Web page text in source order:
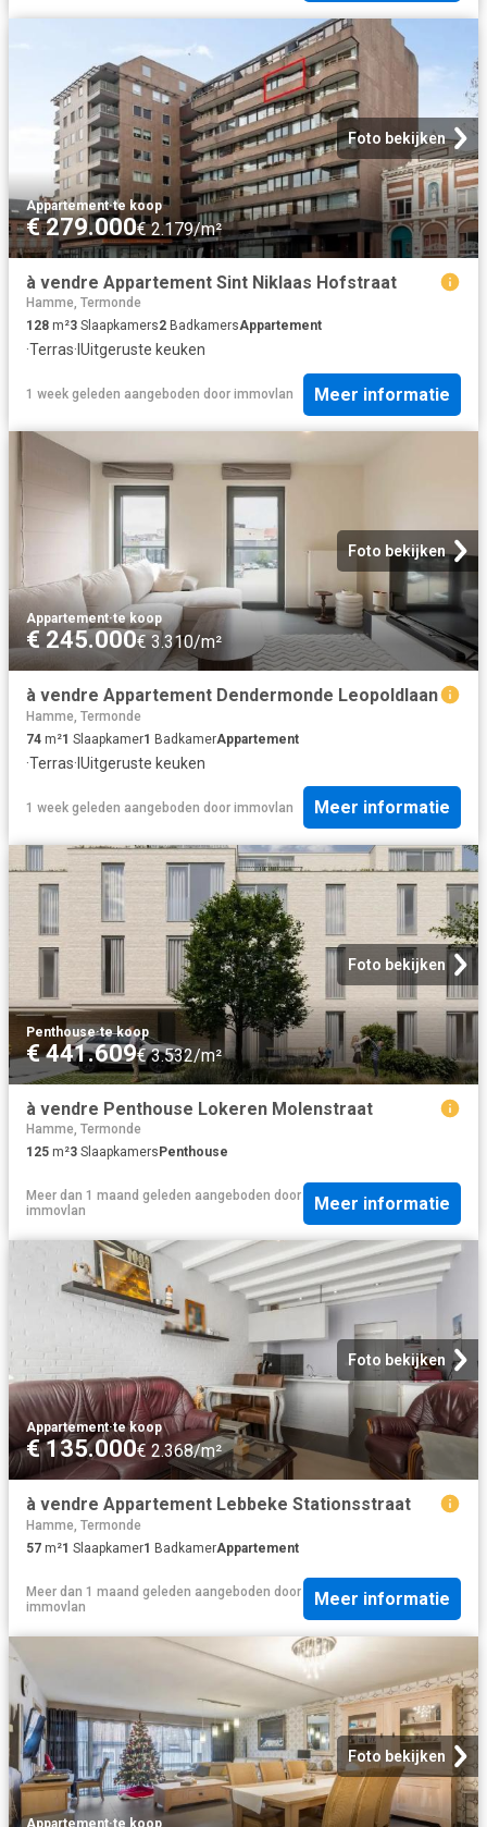
Foto bekijken
Appartement·te koop
€ 279.000€ 2.179/m²
à vendre Appartement Sint Niklaas Hofstraat
Hamme, Termonde
128 m²3 Slaapkamers2 BadkamersAppartement
·Terras· IUitgeruste keuken
1 week geleden aangeboden door immovlan Meer informatie
Foto bekijken
Appartement·te koop
€ 245.000€ 3.310/m²
à vendre Appartement Dendermonde Leopoldlaan
Hamme, Termonde
74 m²1 Slaapkamer1 BadkamerAppartement
·Terras· IUitgeruste keuken
1 week geleden aangeboden door immovlan Meer informatie
Foto bekijken
Penthouse·te koop
€ 441.609€ 3.532/m²
à vendre Penthouse Lokeren Molenstraat
Hamme, Termonde
125 m²3 Slaapkamers Penthouse
Meer dan 1 maand geleden aangeboden door
immovlan
Meer informatie
Foto bekijken
Appartement·te koop
€ 135.000€ 2.368/m²
à vendre Appartement Lebbeke Stationsstraat
Hamme, Termonde
57 m²1 Slaapkamer1 BadkamerAppartement
Meer dan 1 maand geleden aangeboden door
immovlan
Meer informatie
Foto bekijken
Appartement·te koop